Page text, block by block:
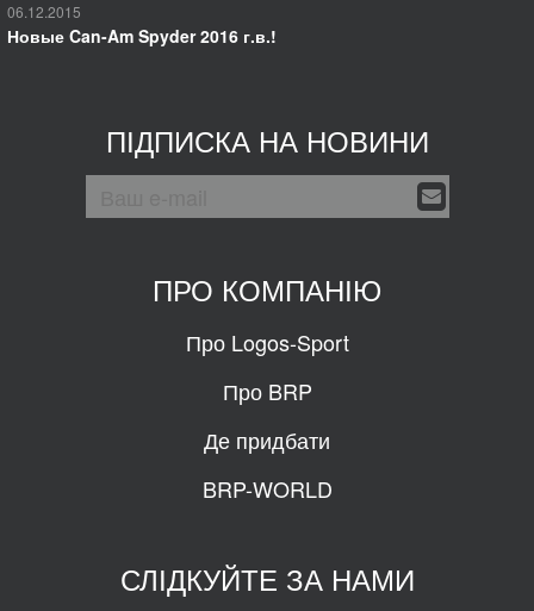
06.12.2015
Новые Can-Am Spyder 2016 г.в.!
ПІДПИСКА НА НОВИНИ
ПРО КОМПАНІЮ
Про Logos-Sport
Про BRP
Де придбати
BRP-WORLD
СЛІДКУЙТЕ ЗА НАМИ